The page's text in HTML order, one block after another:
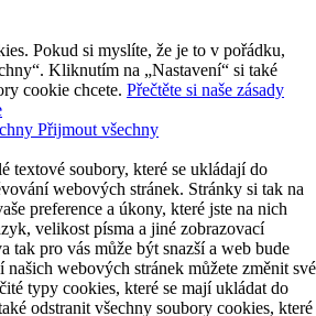
Pokud si myslíte, že je to v pořádku,
Kliknutím na „Nastavení“ si také
cookie chcete. Přečtěte si naše zásady
Přijmout všechny
textové soubory, které se ukládají do
webových stránek. Stránky si tak na
preference a úkony, které jste na nich
velikost písma a jiné zobrazovací
tak pro vás může být snazší a web bude
našich webových stránek můžete změnit své
typy cookies, které se mají ukládat do
odstranit všechny soubory cookies, které